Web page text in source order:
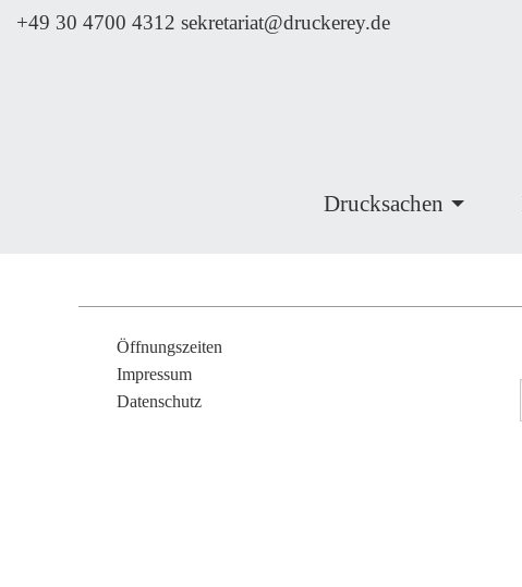
+49 30 4700 4312 sekretariat@druckerey.de
Drucksachen
Öffnungszeiten
Impressum
Datenschutz